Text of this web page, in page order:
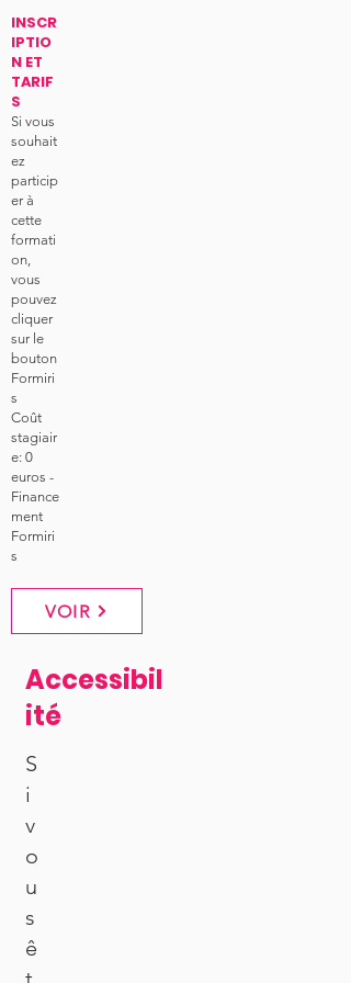
INSCR
IPTIO
N ET
TARIF
S
Si vous
souhait
ez
particip
er à
cette
formati
on,
vous
pouvez
cliquer
sur le
bouton
Formiri
s
Coût
stagiair
e: 0
euros -
Finance
ment
Formiri
s
VOIR
Accessibil
ité
S
i
v
o
u
s
ê